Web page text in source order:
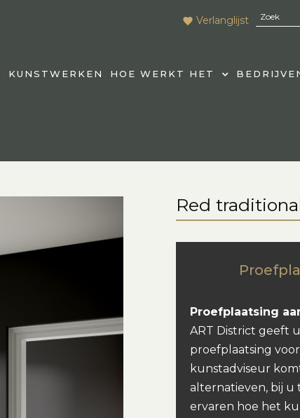
Verlanglijst
KUNSTWERKEN HOE WERKT HET
Red
Proefplaatsing
ART District geeft
proefplaatsing
kunstadviseur
alternatieven, bij u
ervaren hoe het